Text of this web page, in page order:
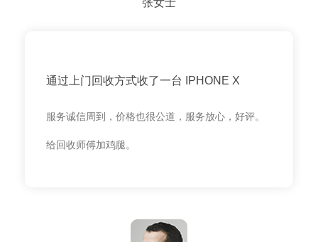
张女士
通过上门回收方式收了一台 IPHONE X
服务诚信周到，价格也很公道，服务放心，好评。
给回收师傅加鸡腿。